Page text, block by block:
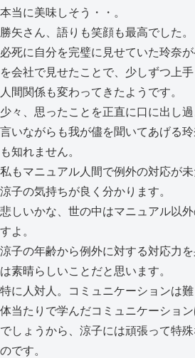
本当に美味しそう・・。
勝矢さん、語りも笑顔も最高でした。
必死に自分を完璧に見せていた玲奈
を会社で見せたことで、少しずつ上
人間関係も変わってきたようです。
少々、思ったことを正直に口に出し
言いながらも我が儘を聞いてあげる
も知れません。
私もマニュアル人間で例外の対応が未
涼子の気持ちが良く分かります。
悲しいかな、世の中はマニュアル以
すよ。
涼子の年齢から例外に対する対応力
は素晴らしいことだと思います。
特に人対人。コミュニケーションは難
体当たりで学んだコミュニケーショ
でしょうから、涼子には頑張って特
のです。